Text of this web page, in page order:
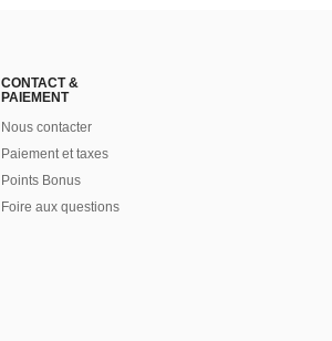
CONTACT &
PAIEMENT
Nous contacter
Paiement et taxes
Points Bonus
Foire aux questions